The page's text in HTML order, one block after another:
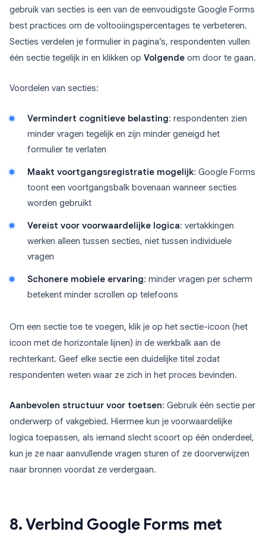
gebruik van secties is een van de eenvoudigste Google Forms
best practices om de voltooiingspercentages te verbeteren.
Secties verdelen je formulier in pagina’s, respondenten vullen
één sectie tegelijk in en klikken op Volgende om door te gaan.
Voordelen van secties:
Vermindert cognitieve belasting: respondenten zien
minder vragen tegelijk en zijn minder geneigd het
formulier te verlaten
Maakt voortgangsregistratie mogelijk: Google Forms
toont een voortgangsbalk bovenaan wanneer secties
worden gebruikt
Vereist voor voorwaardelijke logica: vertakkingen
werken alleen tussen secties, niet tussen individuele
vragen
Schonere mobiele ervaring: minder vragen per scherm
betekent minder scrollen op telefoons
Om een sectie toe te voegen, klik je op het sectie-icoon (het
icoon met de horizontale lijnen) in de werkbalk aan de
rechterkant. Geef elke sectie een duidelijke titel zodat
respondenten weten waar ze zich in het proces bevinden.
Aanbevolen structuur voor toetsen: Gebruik één sectie per
onderwerp of vakgebied. Hiermee kun je voorwaardelijke
logica toepassen, als iemand slecht scoort op één onderdeel,
kun je ze naar aanvullende vragen sturen of ze doorverwijzen
naar bronnen voordat ze verdergaan.
8. Verbind Google Forms met